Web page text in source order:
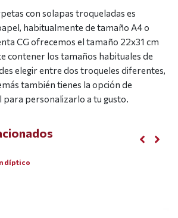
con solapas troqueladas es
habitualmente de tamaño A4 o
CG ofrecemos el tamaño 22x31 cm
contener los tamaños habituales de
elegir entre dos troqueles diferentes,
también tienes la opción de
personalizarlo a tu gusto.
díptico